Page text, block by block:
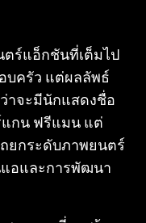
ร์แอ็กชันที่เต็มไป
บครัว แต่ผลลัพธ์
าจะมีนักแสดงชื่อ
แกน ฟรีแมน แต่
ยกระดับภาพยนตร์
อและการพัฒนา